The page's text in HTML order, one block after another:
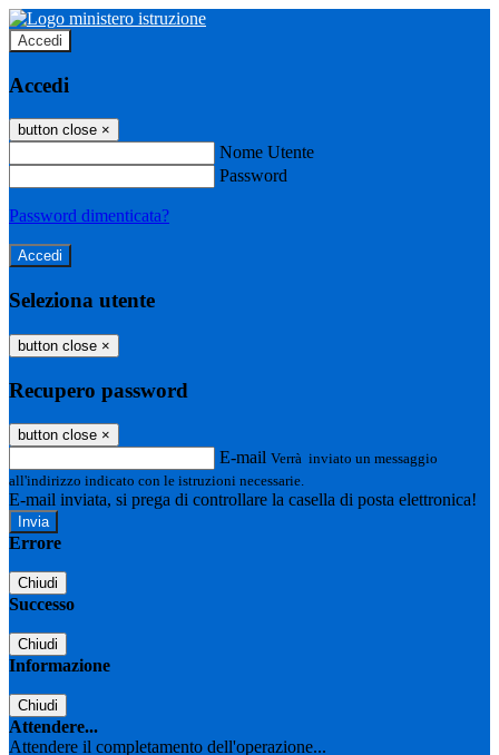
Accedi
Accedi
button close ×
Nome Utente
Password
Password dimenticata?
Seleziona utente
button close ×
Recupero password
button close ×
E-mail Verrà inviato un messaggio
all'indirizzo indicato con le istruzioni necessarie.
E-mail inviata, si prega di controllare la casella di posta elettronica!
Errore
Chiudi
Successo
Chiudi
Informazione
Chiudi
Attendere...
Attendere il completamento dell'operazione...